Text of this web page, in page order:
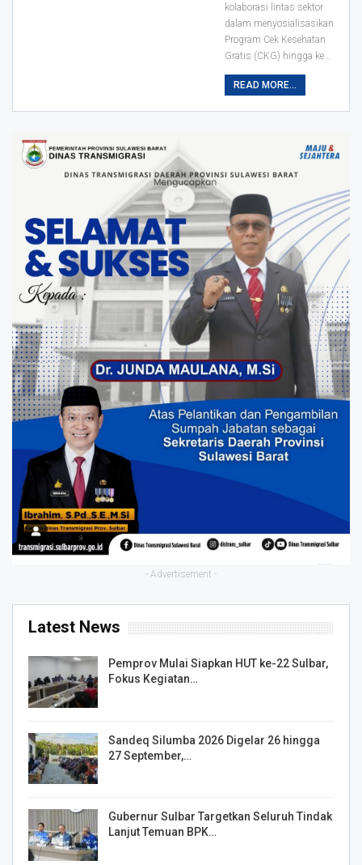
kolaborasi lintas sektor
dalam menyosialisasikan
Program Cek Kesehatan
Gratis (CKG) hingga ke…
READ MORE...
- Advertisement -
Latest News
Pemprov Mulai Siapkan HUT ke-22 Sulbar,
Fokus Kegiatan…
Sandeq Silumba 2026 Digelar 26 hingga
27 September,…
Gubernur Sulbar Targetkan Seluruh Tindak
Lanjut Temuan BPK…